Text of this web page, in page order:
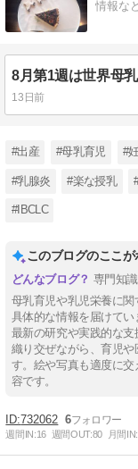
情報な
8月第1週は世界母
13日前
#出産 #母乳育児 #
#乳腺炎 #楽な授乳
#IBCLC
このブログのここが
専門知
母乳育児や乳児栄養に
具体的な情報を届けてい
最新の研究や実践的な
織り交ぜながら、育児
す。絵や写真も適度に
容です。
732062 6
週間IN:16 週間OUT:80 月間IN: